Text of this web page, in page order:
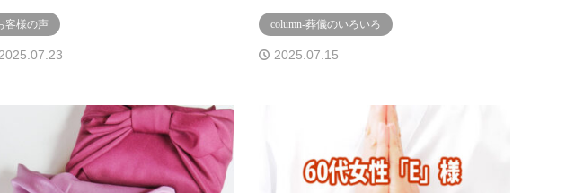
客様の声
2025.07.23
column-葬儀のいろいろ
2025.07.15